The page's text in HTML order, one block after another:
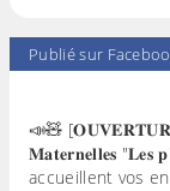
Publié sur
📣🧸
𝐌𝐚𝐭𝐞𝐫𝐧𝐞𝐥𝐥𝐞𝐬 "𝐋𝐞𝐬
accueillent vos